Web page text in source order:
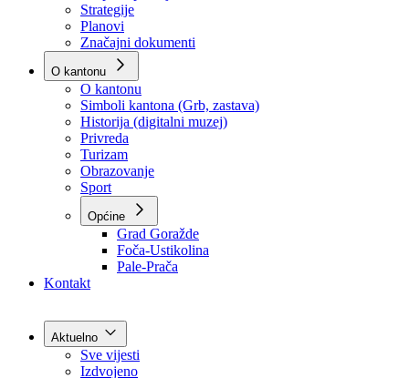
Poslovnik
Program rada Vlade
Ekspoze premijera
Strategije
Planovi
Značajni dokumenti
O kantonu
O kantonu
Simboli kantona (Grb, zastava)
Historija (digitalni muzej)
Privreda
Turizam
Obrazovanje
Sport
Općine
Kontakt